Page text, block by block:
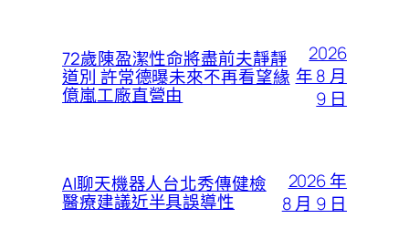
72歲陳盈潔性命將盡前夫靜靜
道別 許常德曝未來不再看望緣
億嵐工廠直營由
2026
年 8 月
9 日
AI聊天機器人台北秀傳健檢
醫療建議近半具誤導性
2026 年
8 月 9 日